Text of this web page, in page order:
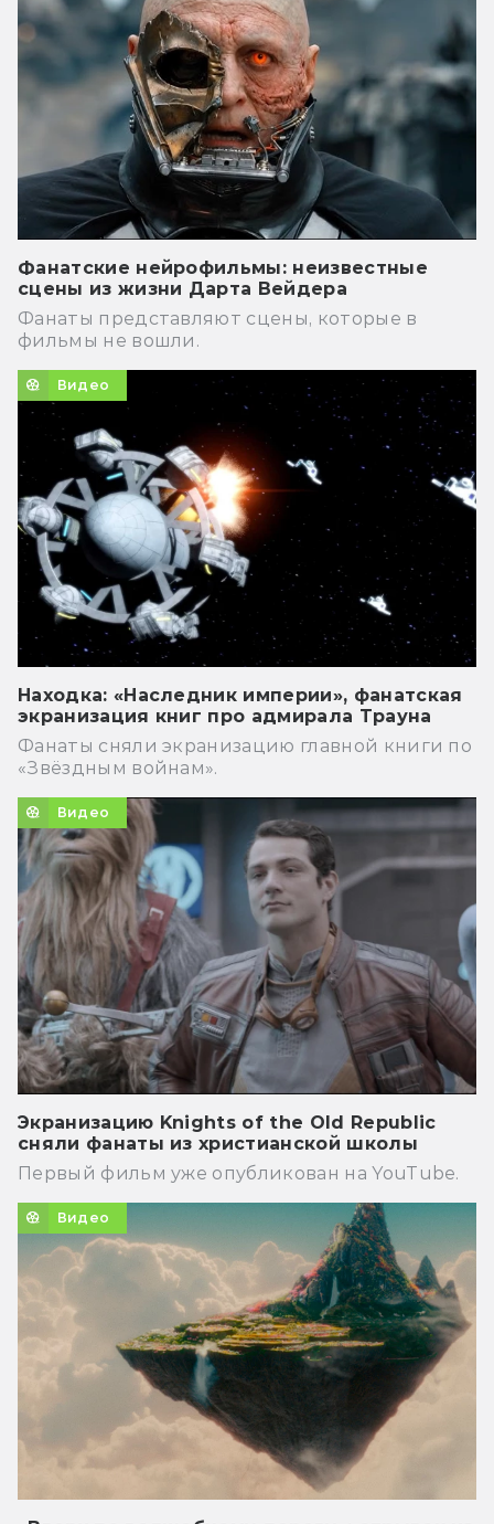
Фанатские нейрофильмы: неизвестные
сцены из жизни Дарта Вейдера
Фанаты представляют сцены, которые в
фильмы не вошли.
Видео
Находка: «Наследник империи», фанатская
экранизация книг про адмирала Трауна
Фанаты сняли экранизацию главной книги по
«Звёздным войнам».
Видео
Экранизацию Knights of the Old Republic
сняли фанаты из христианской школы
Первый фильм уже опубликован на YouTube.
Видео